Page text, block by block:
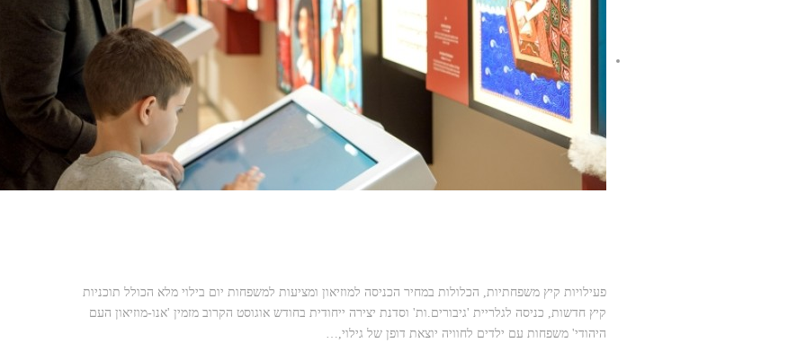
פעילויות קיץ משפחתיות, הכלולות במחיר הכניסה למוזיאון ומציעות למשפחות יום בילוי מלא הכולל תוכניות
קיץ חדשות, כניסה לגלריית 'גיבורים.ות' וסדנת יצירה ייחודית בחודש אוגוסט הקרוב מזמין 'אנו-מוזיאון העם
היהודי' משפחות עם ילדים לחוויה יוצאת דופן של גילוי,…